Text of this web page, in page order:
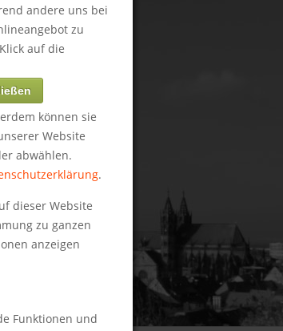
andere uns bei
zu
auf die
können sie
Website
abwählen.
.
dieser Website
zu ganzen
anzeigen
Funktionen und